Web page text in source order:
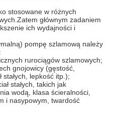
stosowane w różnych
głównym zadaniem
ich wydajności i
pompę szlamową należy
rurociągów szlamowych;
gnojowicy (gęstość,
stałych, lepkość itp.);
stałych, takich jak
wodą, klasa ścieralności,
i nasypowym, twardość